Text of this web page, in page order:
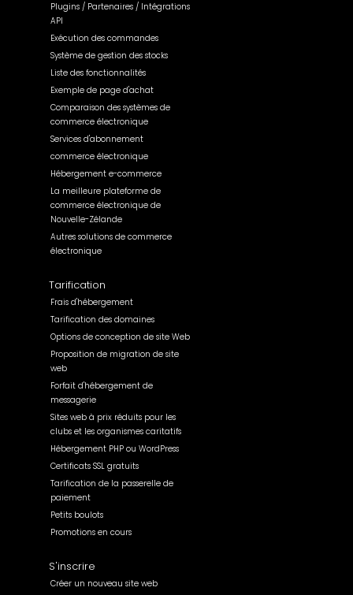
Plugins / Partenaires / Intégrations
API
Exécution des commandes
Système de gestion des stocks
Liste des fonctionnalités
Exemple de page d'achat
Comparaison des systèmes de
commerce électronique
Services d'abonnement
commerce électronique
Hébergement e-commerce
La meilleure plateforme de
commerce électronique de
Nouvelle-Zélande
Autres solutions de commerce
électronique
Tarification
Frais d'hébergement
Tarification des domaines
Options de conception de site Web
Proposition de migration de site
web
Forfait d'hébergement de
messagerie
Sites web à prix réduits pour les
clubs et les organismes caritatifs
Hébergement PHP ou WordPress
Certificats SSL gratuits
Tarification de la passerelle de
paiement
Petits boulots
Promotions en cours
S'inscrire
Créer un nouveau site web